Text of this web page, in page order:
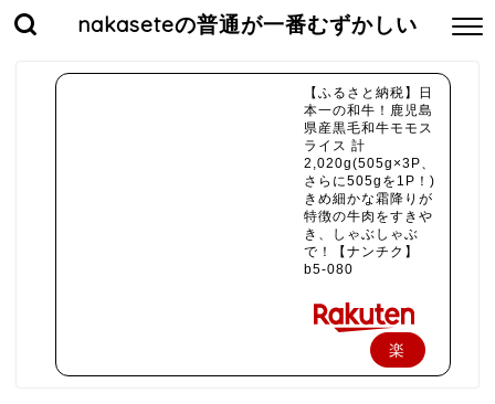
nakaseteの普通が一番むずかしい
【ふるさと納税】日
本一の和牛！鹿児島
県産黒毛和牛モモス
ライス 計
2,020g(505g×3P、
さらに505gを1P！)
きめ細かな霜降りが
特徴の牛肉をすきや
き、しゃぶしゃぶ
で！【ナンチク】
b5-080
楽